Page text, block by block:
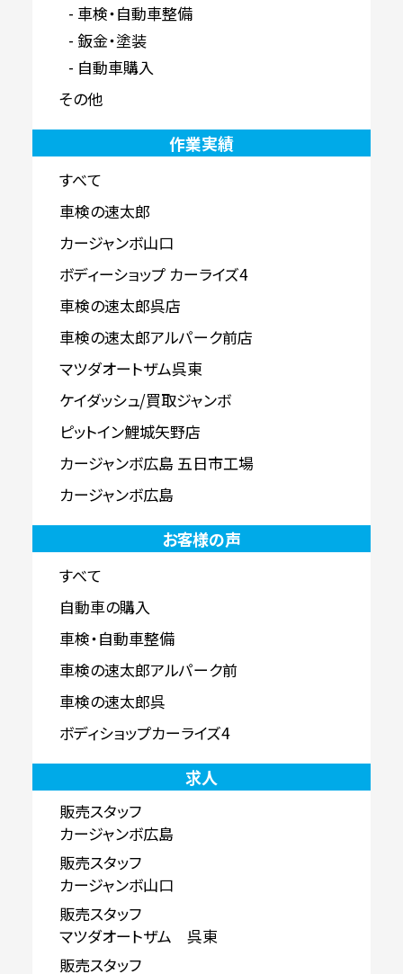
車検・自動車整備
鈑金・塗装
自動車購入
その他
作業実績
すべて
車検の速太郎
カージャンボ山口
ボディーショップ カーライズ4
車検の速太郎呉店
車検の速太郎アルパーク前店
マツダオートザム呉東
ケイダッシュ/買取ジャンボ
ピットイン鯉城矢野店
カージャンボ広島 五日市工場
カージャンボ広島
お客様の声
すべて
自動車の購入
車検・自動車整備
車検の速太郎アルパーク前
車検の速太郎呉
ボディショップカーライズ4
求人
販売スタッフ
カージャンボ広島
販売スタッフ
カージャンボ山口
販売スタッフ
マツダオートザム 呉東
販売スタッフ